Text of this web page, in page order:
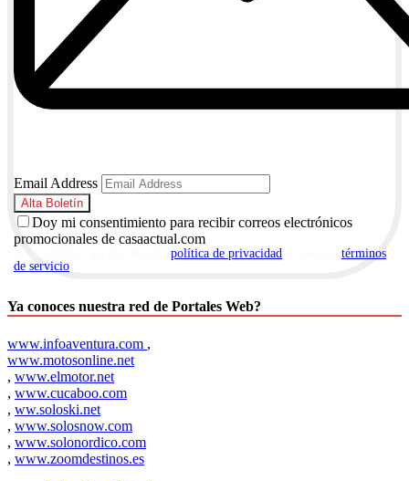
Email Address
Doy mi consentimiento para recibir correos electrónicos
promocionales de casaactual.com
política de privacidad
términos
de servicio
Ya conoces nuestra red de Portales Web?
www.infoaventura.com ,
www.motosonline.net
, www.elmotor.net
, www.cucaboo.com
, ww.soloski.net
, www.solosnow.com
, www.solonordico.com
, www.zoomdestinos.es